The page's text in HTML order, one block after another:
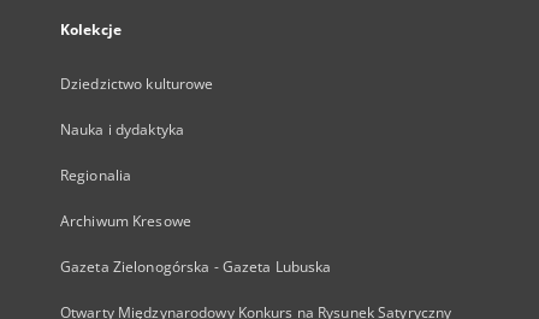
Kolekcje
Dziedzictwo kulturowe
Nauka i dydaktyka
Regionalia
Archiwum Kresowe
Gazeta Zielonogórska - Gazeta Lubuska
Otwarty Międzynarodowy Konkurs na Rysunek Satyryczny